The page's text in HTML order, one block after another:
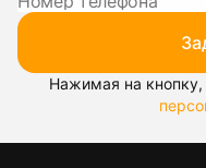
Нажимая на кнопку,